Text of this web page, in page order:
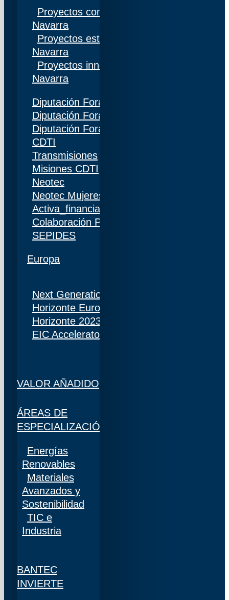
Proyectos competitivos I+D Gobierno de
Navarra
Proyectos estratégicos I+D Gobierno de
Navarra
Proyectos innovación Gobierno de
Navarra
Diputación Foral de Gipuzkoa
Diputación Foral de Bizkaia
Diputación Foral de Álava
CDTI
Transmisiones
Misiones CDTI
Neotec
Neotec Mujeres
Activa_financiación (IDI)
Colaboración Público-Privada (CPP)
SEPIDES
Europa
Next Generation
Horizonte Europa
Horizonte 2023
EIC Accelerator
VALOR AÑADIDO
ÁREAS DE
ESPECIALIZACIÓN
Energías
Renovables
Materiales
Avanzados y
Sostenibilidad
TIC e
Industria
BANTEC
INVIERTE